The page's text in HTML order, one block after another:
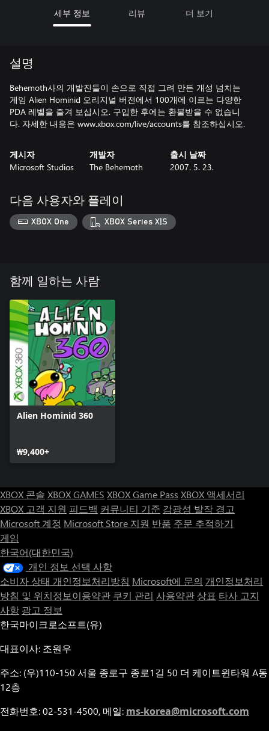
세부 정보 리뷰 더 보기
설명
Behemoth사의 개발진들이 손으로 직접 그려 만든 개성 넘치는
게임 Alien Hominid 오리지널 버전에서 100개에 이르는 다양한
PDA 레벨을 즐겨 보십시오. 구입한 후에는 환불받을 수 없습니
다. 자세한 내용은 www.xbox.com/live/accounts를 참조하십시오.
게시자
Microsoft Studios
개발자
The Behemoth
출시 날짜
2007. 5. 23.
다음 사용자와 플레이
XBOX One XBOX Series X|S
함께 일하는 사람
Alien Hominid 360
₩9,400+
XBOX 콘솔 XBOX GAMES XBOX Game Pass XBOX 액세서리
XBOX 고객 지원 피드백 커뮤니티 기준 감광성 발작 경고
Microsoft 계정 Microsoft Store 지원 반품 주문 추적하기
게임
한국어(대한민국)
개인 정보 선택 사항
소비자 상태 개인정보처리방침 Microsoft에 문의 개인정보처리
방침 및 위치정보이용약관 쿠키 관리 사용약관 상표 타사 고지
사항 광고 정보
한국마이크로소프트(유)
대표이사: 조원우
주소: (우)110-150 서울 종로구 종로1길 50 더 케이트윈타워 A동
12층
전화번호: 02-531-4500, 메일: ms-korea@microsoft.com